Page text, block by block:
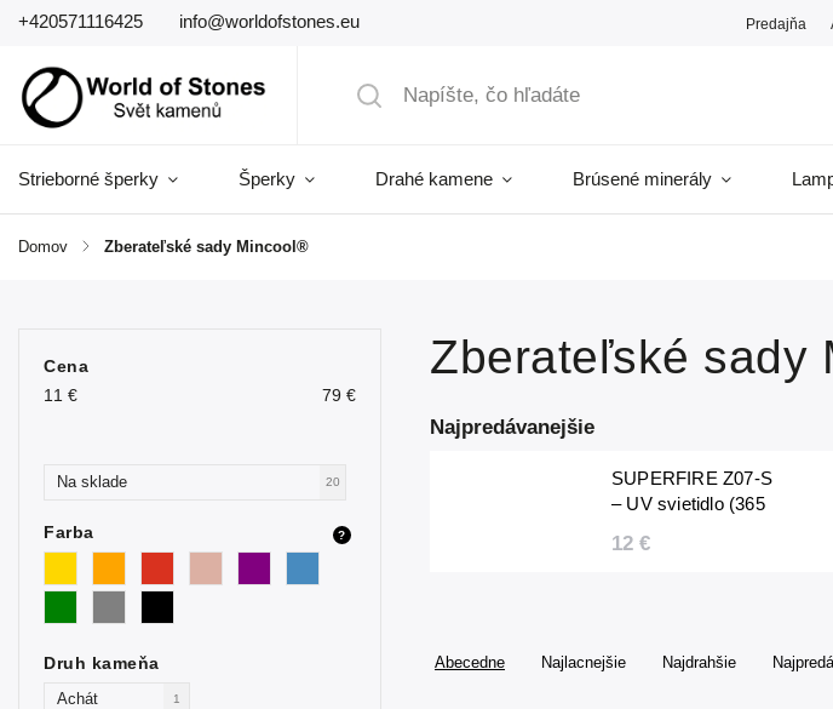
+420571116425 info@worldofstones.eu Predajňa
Strieborné šperky Šperky Drahé kamene Brúsené minerály
Domov / Zberateľské sady Mincool®
Cena
11 € 79 €
Na sklade 20
Farba ?
Druh kameňa
Achát 1
Zberateľské sady
Najpredávanejšie
SUPERFIRE Z07-S
– UV svietidlo (365
12 €
Abecedne Najlacnejšie Najdrahšie